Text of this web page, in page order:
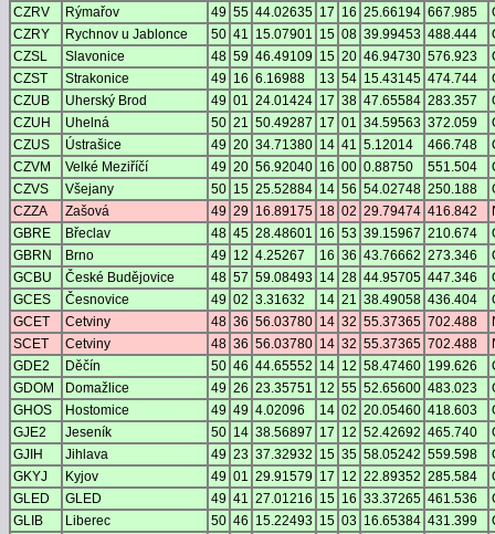
CZRV
Rýmařov 49 55 44.02635 17 16 25.66194 667.985
CZRY
Rychnov u Jablonce 50 41 15.07901 15 08 39.99453 488.444
CZSL
Slavonice 48 59 46.49109 15 20 46.94730 576.923
CZST
Strakonice 49 16 6.16988 13 54 15.43145 474.744
CZUB
Uherský Brod 49 01 24.01424 17 38 47.65584 283.357
CZUH
Uhelná 50 21 50.49287 17 01 34.59563 372.059
CZUS
Ústrašice 49 20 34.71380 14 41 5.12014 466.748
CZVM
Velké Meziříčí 49 20 56.92040 16 00 0.88750 551.504
CZVS
Všejany 50 15 25.52884 14 56 54.02748 250.188
CZZA
Zašová 49 29 16.89175 18 02 29.79474 416.842
GBRE
Břeclav 48 45 28.48601 16 53 39.15967 210.674
GBRN
Brno 49 12 4.25267 16 36 43.76662 273.346
GCBU
České Budějovice 48 57 59.08493 14 28 44.95705 447.346
GCES
Česnovice 49 02 3.31632 14 21 38.49058 436.404
GCET
Cetviny 48 36 56.03780 14 32 55.37365 702.488
SCET
Cetviny 48 36 56.03780 14 32 55.37365 702.488
GDE2
Děčín 50 46 44.65552 14 12 58.47460 199.626
GDOM
Domažlice 49 26 23.35751 12 55 52.65600 483.023
GHOS
Hostomice 49 49 4.02096 14 02 20.05460 418.603
GJE2
Jeseník 50 14 38.56897 17 12 52.42692 465.740
GJIH
Jihlava 49 23 37.32932 15 35 58.05242 559.598
GKYJ
Kyjov 49 01 29.91579 17 12 22.89352 285.584
GLED
GLED 49 41 27.01216 15 16 33.37265 461.536
GLIB
Liberec 50 46 15.22493 15 03 16.65384 431.399